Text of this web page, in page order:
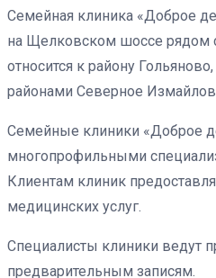
Семейная клиника «Доброе
на Щелковском шоссе рядом
относится к району
районами Северное
Семейные клиники «Доброе
многопрофильными
Клиентам клиник
медицинских услуг.
Специалисты клиники ведут
предварительным записям.